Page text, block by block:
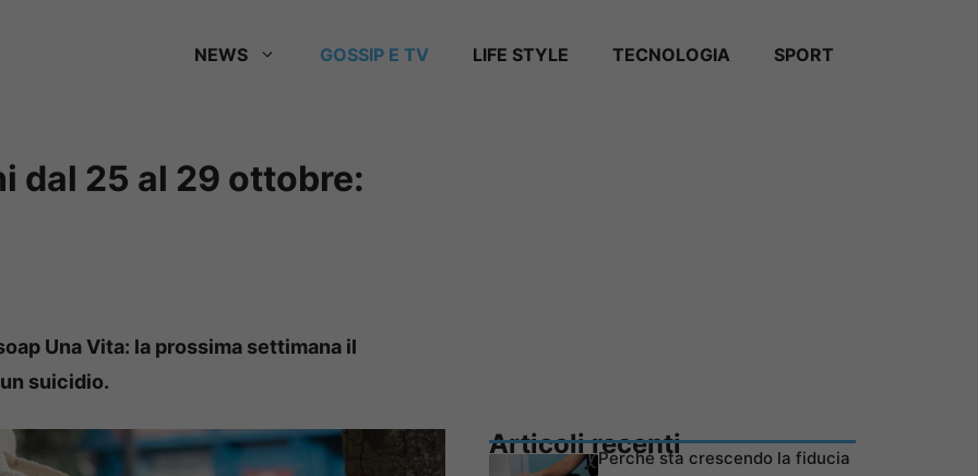
NEWS GOSSIP E TV LIFE STYLE TECNOLOGIA SPORT
dal 25 al 29 ottobre:
Una Vita: la prossima settimana il
suicidio.
Articoli recentiPerché sta crescendo la fiducia